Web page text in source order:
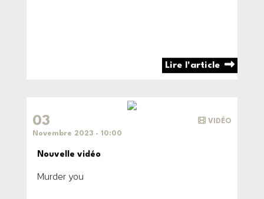
Lire l'article
VIDÉO
03
Novembre 2023 - 10:00
Nouvelle vidéo
Murder you